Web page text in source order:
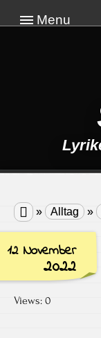
Menu
 » Alltag »
12 November
2022
Views: 0